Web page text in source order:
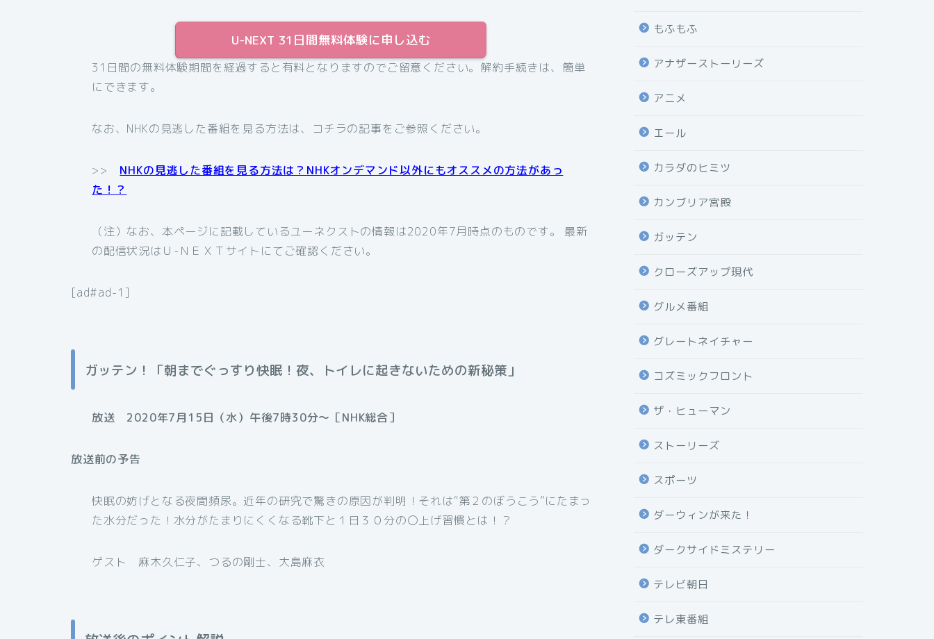
U-NEXT 31日間無料体験に申し込む
31日間の無料体験期間を経過すると有料となりますのでご留意ください。解約手続きは、簡単
にできます。
なお、NHKの見逃した番組を見る方法は、コチラの記事をご参照ください。
>> NHKの見逃した番組を見る方法は？NHKオンデマンド以外にもオススメの方法があっ
た！？
（注）なお、本ページに記載しているユーネクストの情報は2020年7月時点のものです。 最新
の配信状況はＵ-ＮＥＸＴサイトにてご確認ください。
[ad#ad-1]
ガッテン！「朝までぐっすり快眠！夜、トイレに起きないための新秘策」
放送 2020年7月15日（水）午後7時30分～［NHK総合］
放送前の予告
快眠の妨げとなる夜間頻尿。近年の研究で驚きの原因が判明！それは“第２のぼうこう”にたまっ
た水分だった！水分がたまりにくくなる靴下と１日３０分の〇上げ習慣とは！？
ゲスト 麻木久仁子、つるの剛士、大島麻衣
もふもふ
アナザーストーリーズ
アニメ
エール
カラダのヒミツ
カンブリア宮殿
ガッテン
クローズアップ現代
グルメ番組
グレートネイチャー
コズミックフロント
ザ・ヒューマン
ストーリーズ
スポーツ
ダーウィンが来た！
ダークサイドミステリー
テレビ朝日
テレ東番組